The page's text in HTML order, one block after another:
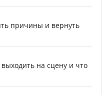
причины и вернуть
на сцену и что